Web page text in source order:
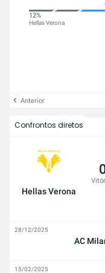
12%
Hellas Verona
Anterior
Confrontos diretos
Hellas Verona
AC
28/12/2025
15/02/2025